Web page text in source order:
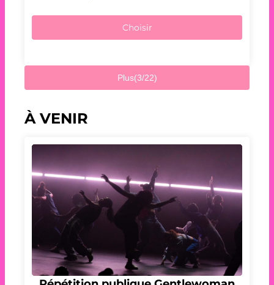
Choisir
Plus(3/22)
À VENIR
Répétition
publique
Gentlewoman